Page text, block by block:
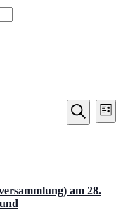
Suche
Suche
Liste
am 28.